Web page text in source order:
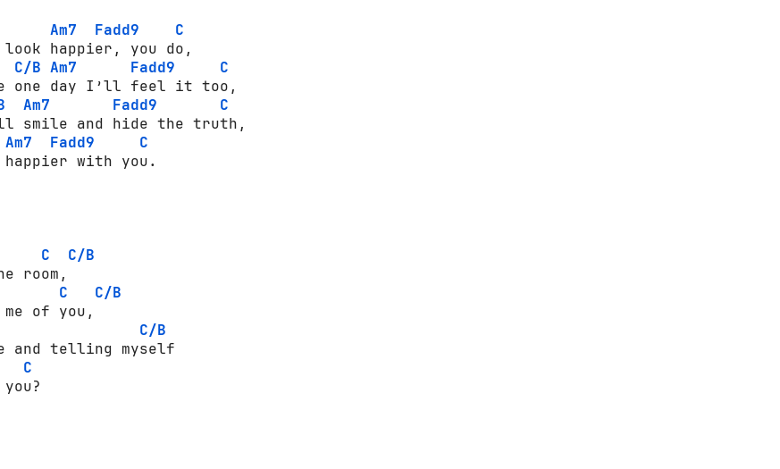
Am7
Fadd9
C
happier, you do,
C/B Am7 Fadd9
C
one day I’ll feel it too,
Am7 Fadd9
C
smile and hide the truth,
Am7 Fadd9
C
with you.
C
C/B
C
C/B
C/B
and telling myself
C